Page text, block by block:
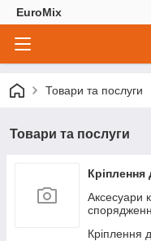
EuroMix
Товари та послуги
Товари та послуги
Аксесуари
Кріплення